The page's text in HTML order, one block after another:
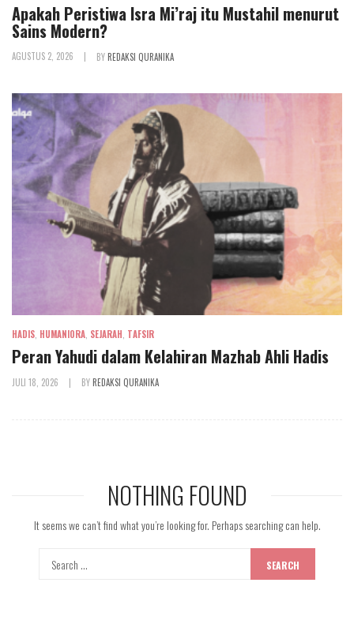
Apakah Peristiwa Isra Mi’raj itu Mustahil menurut
Sains Modern?
AGUSTUS 2, 2026 | BYREDAKSI QURANIKA
HADIS, HUMANIORA, SEJARAH, TAFSIR
Peran Yahudi dalam Kelahiran Mazhab Ahli Hadis
JULI 18, 2026 | BYREDAKSI QURANIKA
NOTHING FOUND
It seems we can’t find what you’re looking for. Perhaps searching can help.
SEARCH